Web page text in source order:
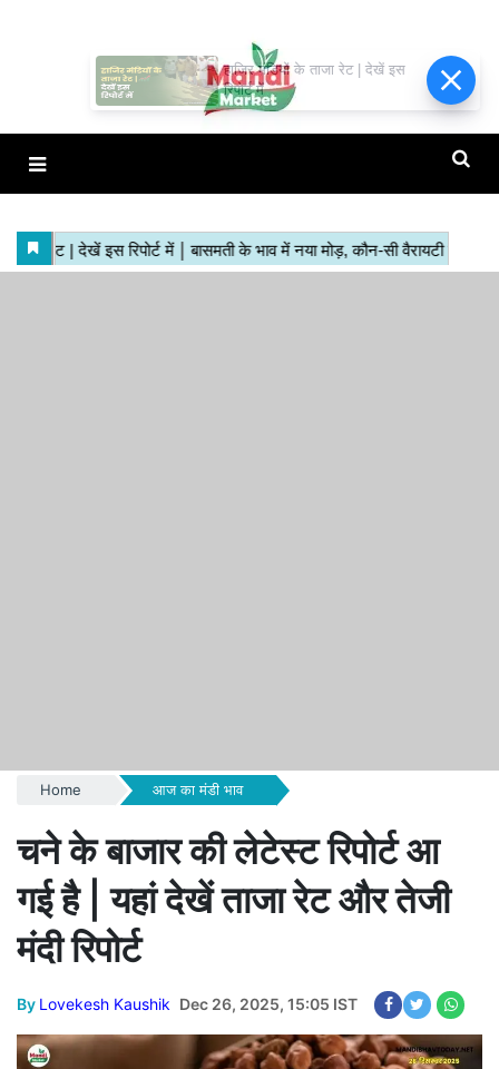
Home आज का मंडी भाव
चने के बाजार की लेटेस्ट रिपोर्ट आ
गई है | यहां देखें ताजा रेट और तेजी
मंदी रिपोर्ट
By Lovekesh Kaushik Dec 26, 2025, 15:05 IST
हाजिर मंडियों के ताजा रेट | देखें इस
रिपोर्ट में